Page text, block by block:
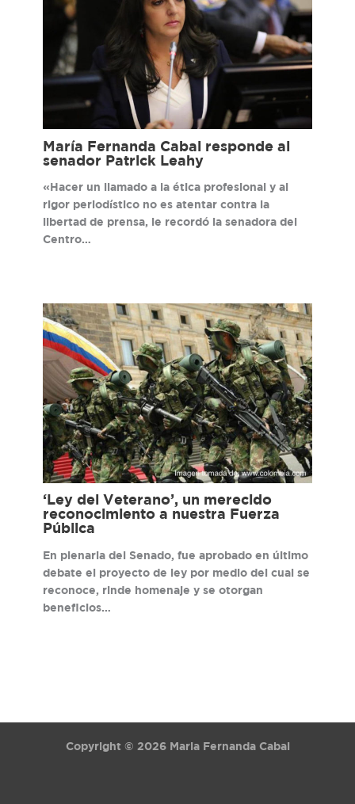
María Fernanda Cabal responde al
senador Patrick Leahy
«Hacer un llamado a la ética profesional y al
rigor periodístico no es atentar contra la
libertad de prensa, le recordó la senadora del
Centro…
‘Ley del Veterano’, un merecido
reconocimiento a nuestra Fuerza
Pública
En plenaria del Senado, fue aprobado en último
debate el proyecto de ley por medio del cual se
reconoce, rinde homenaje y se otorgan
beneficios…
Copyright © 2026 Maria Fernanda Cabal